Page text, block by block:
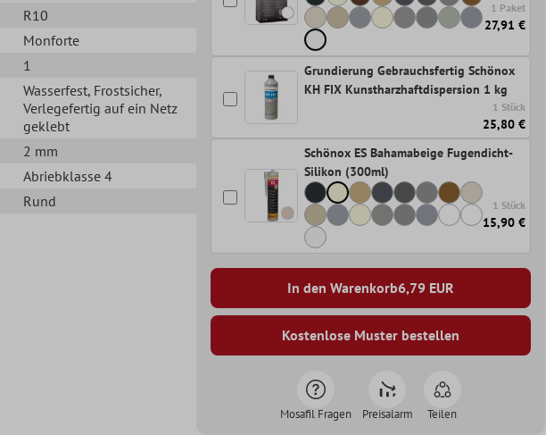
R10
Monforte
1
Wasserfest, Frostsicher,
Verlegefertig auf ein Netz
geklebt
2 mm
Abriebklasse 4
Rund
1 Paket
27,91 €
Grundierung Gebrauchsfertig Schönox
KH FIX Kunstharzhaftdispersion 1 kg
1 Stück
25,80 €
Schönox ES Bahamabeige Fugendicht-
Silikon (300ml)
1 Stück
15,90 €
In den Warenkorb6,79EUR
Kostenlose Muster bestellen
Mosafil Fragen Preisalarm Teilen